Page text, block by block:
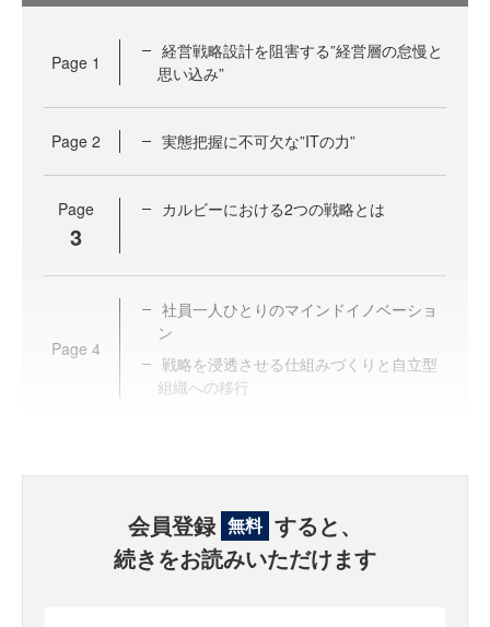
Page 1
経営戦略設計を阻害する”経営層の怠慢と
思い込み”
Page 2 実態把握に不可欠な”ITの力”
Page
3
カルビーにおける2つの戦略とは
Page 4
社員一人ひとりのマインドイノベーショ
ン
戦略を浸透させる仕組みづくりと自立型
組織への移行
会員登録 無料 すると、
続きをお読みいただけます